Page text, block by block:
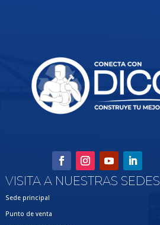
VISITA A NUESTRAS SEDES
Sede principal
Punto de venta